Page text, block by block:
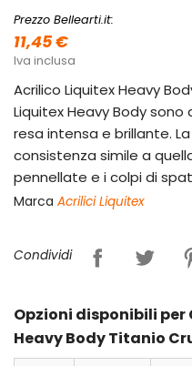
Prezzo Bellearti.it:
11,45 €
Iva inclusa
Acrilico Liquitex Heavy
Liquitex Heavy Body
resa intensa e brillante.
consistenza simile a
pennellate e i colpi di
Marca Acrilici Liquitex
Condividi
Opzioni disponibili
Heavy Body Titanio